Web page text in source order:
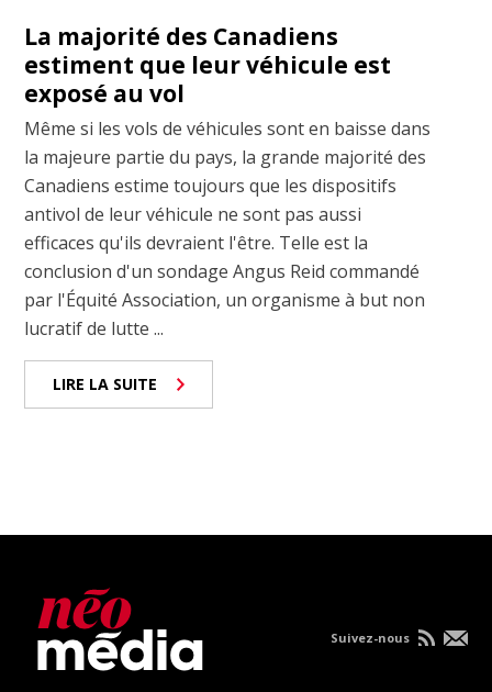
La majorité des Canadiens
estiment que leur véhicule est
exposé au vol
Même si les vols de véhicules sont en baisse dans
la majeure partie du pays, la grande majorité des
Canadiens estime toujours que les dispositifs
antivol de leur véhicule ne sont pas aussi
efficaces qu'ils devraient l'être. Telle est la
conclusion d'un sondage Angus Reid commandé
par l'Équité Association, un organisme à but non
lucratif de lutte ...
LIRE LA SUITE
Suivez-nous